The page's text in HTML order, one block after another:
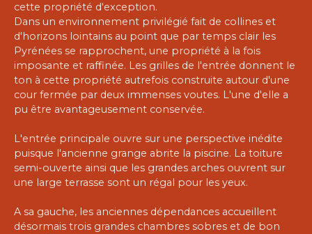
cette propriété d'exception.
Dans un environnement privilégié fait de collines et
d'horizons lointains au point que par temps clair les
Pyrénées se rapprochent, une propriété à la fois
imposante et raffinée. Les grilles de l'entrée donnent le
ton à cette propriété autrefois construite autour d'une
cour fermée par deux immenses voutes. L'une d'elle a
pu être avantageusement conservée.
L'entrée principale ouvre sur une perspective inédite
puisque l'ancienne grange abrite la piscine. La toiture
semi-ouverte ainsi que les grandes arches ouvrent sur
une large terrasse sont un régal pour les yeux.
A sa gauche, les anciennes dépendances accueillent
désormais trois grandes chambres sobres et de bon